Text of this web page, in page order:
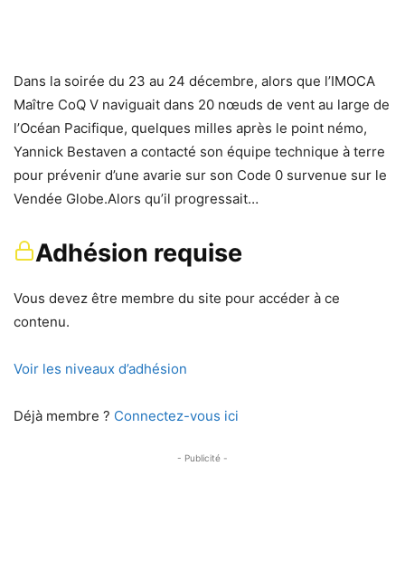
Dans la soirée du 23 au 24 décembre, alors que l’IMOCA
Maître CoQ V naviguait dans 20 nœuds de vent au large de
l’Océan Pacifique, quelques milles après le point némo,
Yannick Bestaven a contacté son équipe technique à terre
pour prévenir d’une avarie sur son Code 0 survenue sur le
Vendée Globe.Alors qu’il progressait…
Adhésion requise
Vous devez être membre du site pour accéder à ce
contenu.
Voir les niveaux d’adhésion
Déjà membre ? Connectez-vous ici
- Publicité -